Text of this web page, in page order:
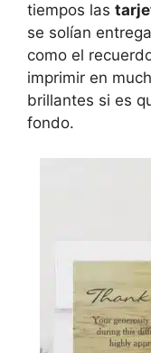
tiempos las
se solían
como el
imprimir en
brillantes si es
fondo.